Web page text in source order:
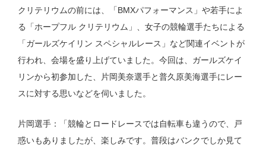
クリテリウムの前には、「BMXパフォーマンス」や若手によ
る「ホープフル クリテリウム」、女子の競輪選手たちによる
「ガールズケイリン スペシャルレース」など関連イベントが
行われ、会場を盛り上げていました。今回は、ガールズケイ
リンから初参加した、片岡美奈選手と普久原美海選手にレー
スに対する思いなどを伺いました。
片岡選手：「競輪とロードレースでは自転車も違うので、戸
惑いもありましたが、楽しみです。普段はバンクでしか見て